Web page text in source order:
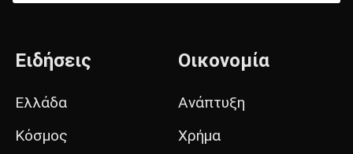
Ειδήσεις
Ελλάδα
Κόσμος
Οικονομία
Ανάπτυξη
Χρήμα